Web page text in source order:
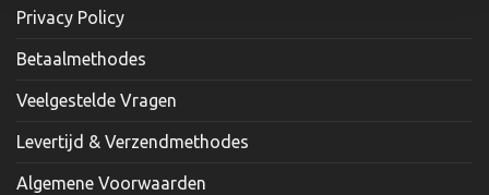
Privacy Policy
Betaalmethodes
Veelgestelde Vragen
Levertijd & Verzendmethodes
Algemene Voorwaarden